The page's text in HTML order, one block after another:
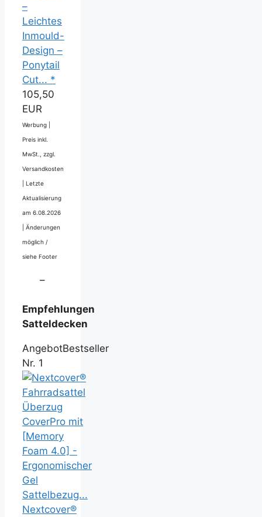
–
Leichtes
Inmould-
Design –
Ponytail
Cut... *
105,50
EUR
Werbung |
Preis inkl.
MwSt., zzgl.
Versandkosten
Letzte
Aktualisierung
am 6.08.2026
Änderungen
möglich /
siehe Footer
–
Empfehlungen
Satteldecken
AngebotBestseller
Nr. 1
Nextcover®